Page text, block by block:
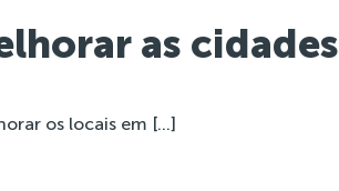
as cidades
os locais em […]